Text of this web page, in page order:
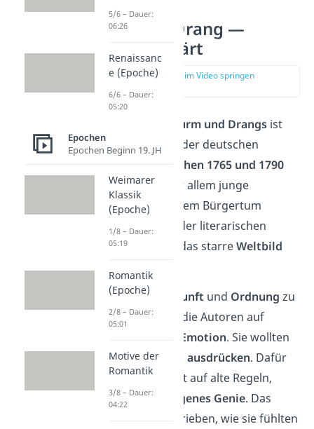
Sturm und Drang —
einfach erklärt
zur Stelle im Video springen
Sturm und Drangs ist
eineBewegung
in der deutschen
zwischen 1765 und 1790
entstanden ist. Vor allem junge
Schriftsteller aus dem Bürgertum
richteten sich mit der literarischen
Bewegung gegen das starreWeltbild
Statt sich auf
Vernunft und Ordnung zu
verlassen, setzten die Autoren auf
Emotion. Sie wollten
also ihreIdeen frei ausdrücken. Dafür
vertrauten sie nicht auf alte Regeln,
sondern auf ihr
eigenes Genie. Das
bedeutete: Sie schrieben, wie sie fühlten
5/6 – Dauer:
06:26
Renaissanc
e (Epoche)
6/6 – Dauer:
05:20
Epochen
Epochen Beginn 19. JH
Weimarer
Klassik
(Epoche)
1/8 – Dauer:
05:19
Romantik
(Epoche)
2/8 – Dauer:
05:01
Motive der
Romantik
3/8 – Dauer:
04:22